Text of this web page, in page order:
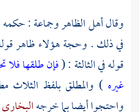
وقال أهل الظاهر وجماعة : حكمه
في ذلك . وحجة هؤلاء ظاهر
قوله في الثالثة : (فإن طلقها
غيره) والمطلق بلفظ
واحتجوا أيضا بما خرجهالبخاري